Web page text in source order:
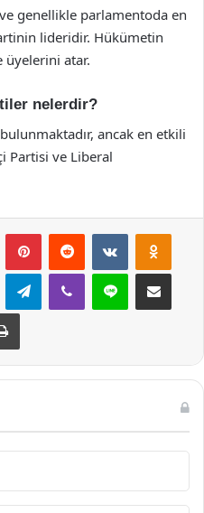
genellikle parlamentoda en
lideridir. Hükümetin
üyelerini atar.
nelerdir?
ancak en etkili
Partisi ve Liberal
PinterestReddit VKontakte
TelegramViber Line E-Posta ile
Yazdır